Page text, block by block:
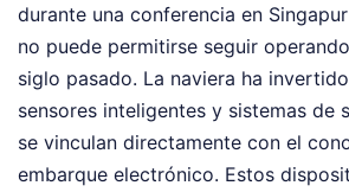
durante una conferencia en
no puede permitirse seguir
siglo pasado. La naviera ha
sensores inteligentes y sistemas de
se vinculan directamente con el
embarque electrónico. Estos